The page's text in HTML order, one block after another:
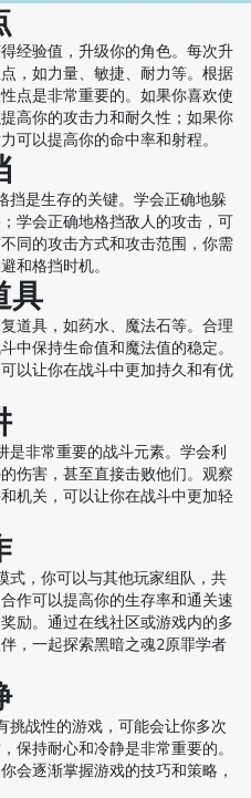
经验值，升级你的角色。每次升
，如力量、敏捷、耐力等。根据
点是非常重要的。如果你喜欢使
高你的攻击力和耐久性；如果你
可以提高你的命中率和射程。
挡是生存的关键。学会正确地躲
学会正确地格挡敌人的攻击，可
同的攻击方式和攻击范围，你需
和格挡时机。
具
道具，如药水、魔法石等。合理
中保持生命值和魔法值的稳定。
以让你在战斗中更加持久和有优
是非常重要的战斗元素。学会利
伤害，甚至直接击败他们。观察
机关，可以让你在战斗中更加轻
式，你可以与其他玩家组队，共
作可以提高你的生存率和通关速
励。通过在线社区或游戏内的多
，一起探索黑暗之魂2原罪学者
挑战性的游戏，可能会让你多次
保持耐心和冷静是非常重要的。
会逐渐掌握游戏的技巧和策略，